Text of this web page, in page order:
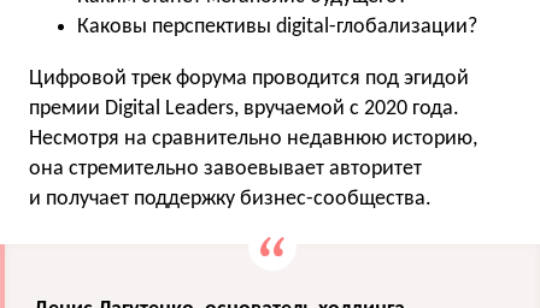
Каковы перспективы digital-глобализации?
Цифровой трек форума проводится под эгидой
премии Digital Leaders, вручаемой с 2020 года.
Несмотря на сравнительно недавнюю историю,
она стремительно завоевывает авторитет
и получает поддержку бизнес-сообщества.